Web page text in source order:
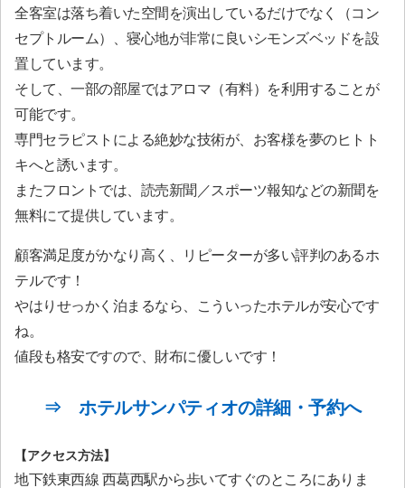
全客室は落ち着いた空間を演出しているだけでなく（コン
セプトルーム）、寝心地が非常に良いシモンズベッドを設
置しています。
そして、一部の部屋ではアロマ（有料）を利用することが
可能です。
専門セラピストによる絶妙な技術が、お客様を夢のヒトト
キへと誘います。
またフロントでは、読売新聞／スポーツ報知などの新聞を
無料にて提供しています。
顧客満足度がかなり高く、リピーターが多い評判のあるホ
テルです！
やはりせっかく泊まるなら、こういったホテルが安心です
ね。
値段も格安ですので、財布に優しいです！
⇒ ホテルサンパティオの詳細・予約へ
【アクセス方法】
地下鉄東西線 西葛西駅から歩いてすぐのところにありま